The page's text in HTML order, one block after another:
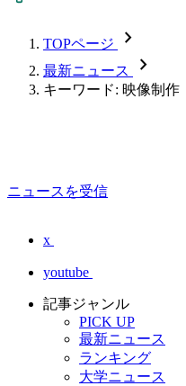
TOPページ chevron_forward
最新ニュース chevron_forward
キーワード: 映像制作
ニュースを受信
x
youtube
記事ジャンル
PICK UP
最新ニュース
ランキング
大学ニュース